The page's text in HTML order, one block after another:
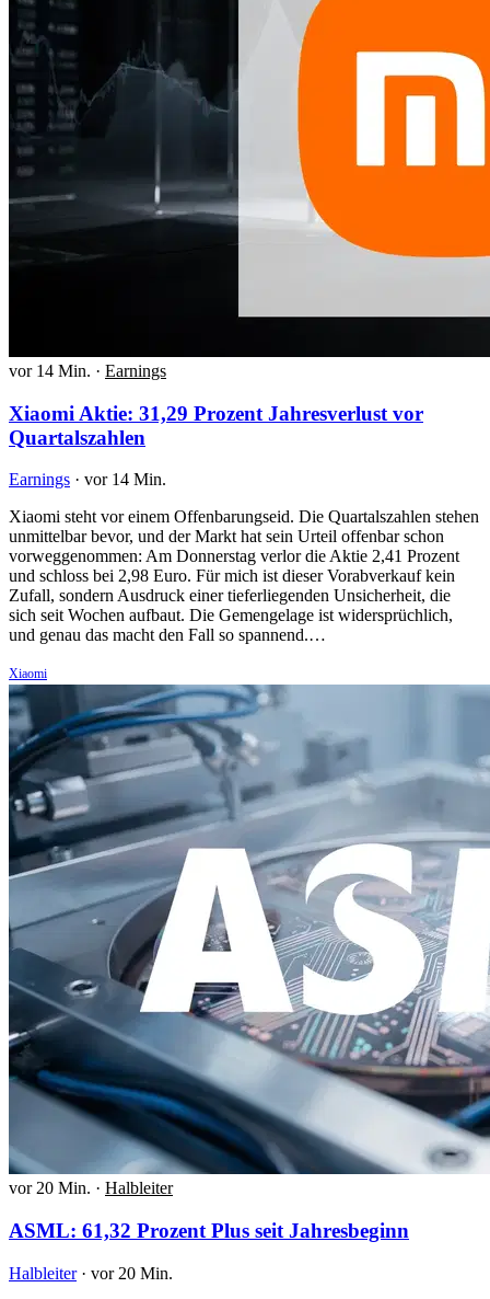
vor 14 Min. · Earnings
Xiaomi Aktie: 31,29 Prozent Jahresverlust vor
Quartalszahlen
Earnings · vor 14 Min.
Xiaomi steht vor einem Offenbarungseid. Die Quartalszahlen stehen
unmittelbar bevor, und der Markt hat sein Urteil offenbar schon
vorweggenommen: Am Donnerstag verlor die Aktie 2,41 Prozent
und schloss bei 2,98 Euro. Für mich ist dieser Vorabverkauf kein
Zufall, sondern Ausdruck einer tieferliegenden Unsicherheit, die
sich seit Wochen aufbaut. Die Gemengelage ist widersprüchlich,
und genau das macht den Fall so spannend.…
Xiaomi
vor 20 Min. · Halbleiter
ASML: 61,32 Prozent Plus seit Jahresbeginn
Halbleiter · vor 20 Min.